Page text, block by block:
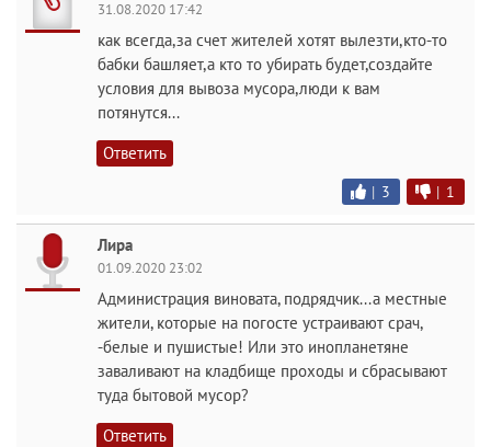
31.08.2020 17:42
как всегда,за счет жителей хотят вылезти,кто-то
бабки башляет,а кто то убирать будет,создайте
условия для вывоза мусора,люди к вам
потянутся...
Ответить
| 3 | 1
Лира
01.09.2020 23:02
Администрация виновата, подрядчик...а местные
жители, которые на погосте устраивают срач,
-белые и пушистые! Или это инопланетяне
заваливают на кладбище проходы и сбрасывают
туда бытовой мусор?
Ответить